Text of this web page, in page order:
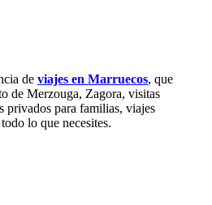
de viajes en Marruecos, que
de Merzouga, Zagora, visitas
privados para familias, viajes
lo que necesites.